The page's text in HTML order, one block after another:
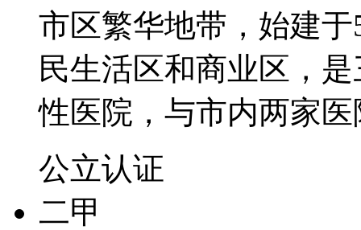
市区繁华地带，始建
民生活区和商业区，
性医院，与市内两家
公立认证
二甲